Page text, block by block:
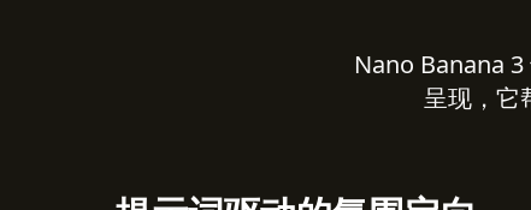
Nano Banana
呈现，它